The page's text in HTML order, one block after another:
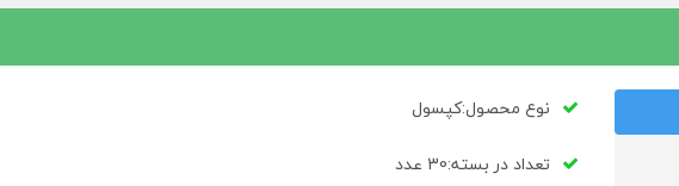
نوع محصول:کپسول
تعداد در بسته:30 عدد